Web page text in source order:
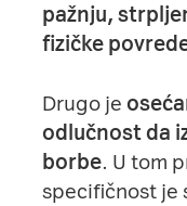
pažnju,
fizičke
Drugo je
odlučnost da
borbe. U tom
specifičnost je